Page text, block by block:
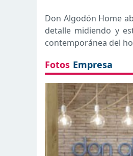
Don Algodón Home
detalle midiendo y
contemporánea del
Fotos Empresa